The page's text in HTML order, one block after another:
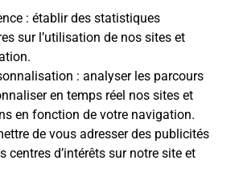
: établir des statistiques
sur l’utilisation de nos sites et
: analyser les parcours
en temps réel nos sites et
en fonction de votre navigation.
de vous adresser des publicités
centres d’intérêts sur notre site et
24h/24